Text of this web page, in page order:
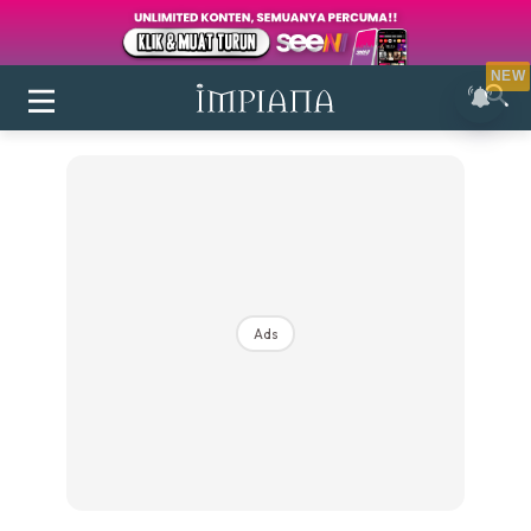
Login|Register
Ads
NEW